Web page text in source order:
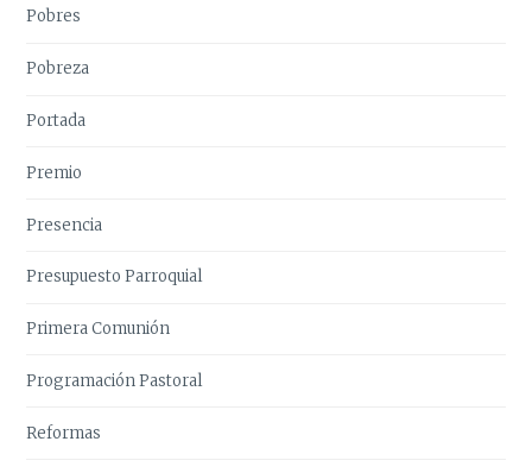
Pobres
Pobreza
Portada
Premio
Presencia
Presupuesto Parroquial
Primera Comunión
Programación Pastoral
Reformas